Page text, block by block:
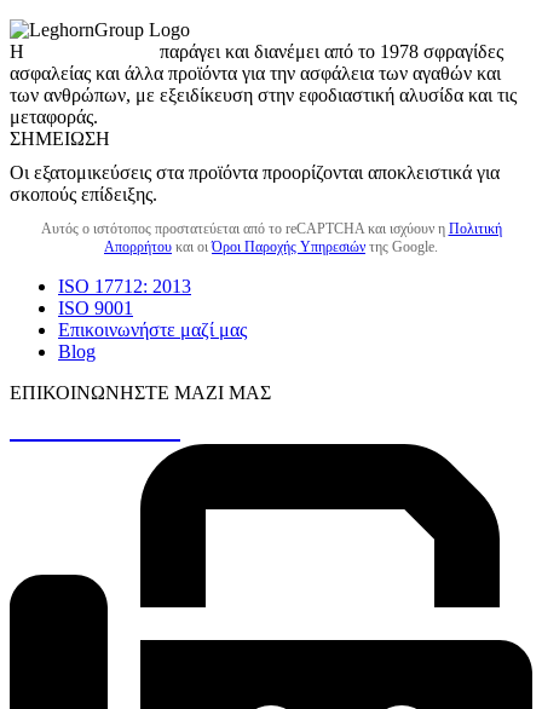
Η
παράγει και διανέμει από το 1978 σφραγίδες
ασφαλείας και άλλα προϊόντα για την ασφάλεια των αγαθών και
των ανθρώπων, με εξειδίκευση στην εφοδιαστική αλυσίδα και τις
μεταφοράς.
ΣΗΜΕΊΩΣΗ
Οι εξατομικεύσεις στα προϊόντα προορίζονται αποκλειστικά για
σκοπούς επίδειξης.
Αυτός ο ιστότοπος προστατεύεται από το reCAPTCHA και ισχύουν η Πολιτική
Απορρήτου και οιΌροι Παροχής Υπηρεσιών της Google.
ISO 17712: 2013
ISO 9001
Επικοινωνήστε μαζί μας
Blog
ΕΠΙΚΟΙΝΩΝΉΣΤΕ ΜΑΖΊ ΜΑΣ